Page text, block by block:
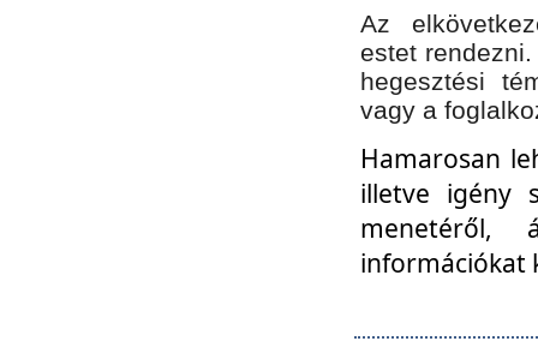
Az
estet
hegesztési
vagy a
Hamarosan
illetve igény
menetéről,
információkat